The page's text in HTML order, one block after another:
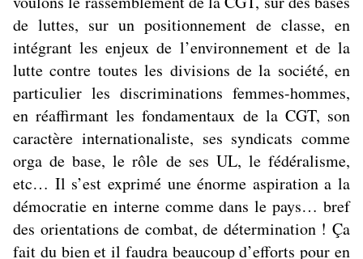
de luttes, sur un positionnement de classe, en
intégrant les enjeux de l’environnement et de la
lutte contre toutes les divisions de la société, en
particulier les discriminations femmes-hommes,
en réaffirmant les fondamentaux de la CGT, son
caractère internationaliste, ses syndicats comme
orga de base, le rôle de ses UL, le fédéralisme,
etc… Il s’est exprimé une énorme aspiration a la
démocratie en interne comme dans le pays… bref
des orientations de combat, de détermination ! Ça
fait du bien et il faudra beaucoup d’efforts pour en